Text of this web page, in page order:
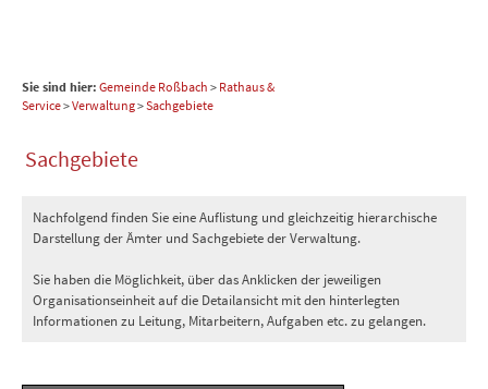
Sie sind hier: Gemeinde Roßbach > Rathaus &
Service>Verwaltung>Sachgebiete
Sachgebiete
Nachfolgend finden Sie eine Auflistung und gleichzeitig hierarchische
Darstellung der Ämter und Sachgebiete der Verwaltung.
Sie haben die Möglichkeit, über das Anklicken der jeweiligen
Organisationseinheit auf die Detailansicht mit den hinterlegten
Informationen zu Leitung, Mitarbeitern, Aufgaben etc. zu gelangen.